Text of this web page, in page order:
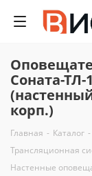
Соната-ТЛ-
корп.)
Главная - Каталог -
Трансляционная
Настенные